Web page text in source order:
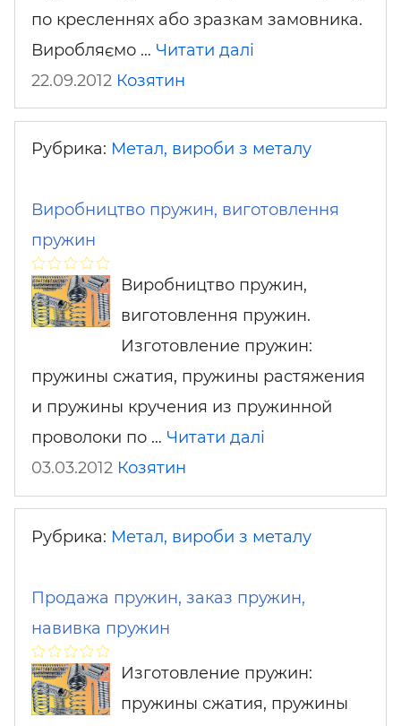
по кресленнях або зразкам замовника.
Виробляємо … Читати далі
22.09.2012 Козятин
Рубрика: Метал, вироби з металу
Виробництво пружин, виготовлення
пружин
Виробництво пружин,
виготовлення пружин.
Изготовление пружин:
пружины сжатия, пружины растяжения
и пружины кручения из пружинной
проволоки по … Читати далі
03.03.2012 Козятин
Рубрика: Метал, вироби з металу
Продажа пружин, заказ пружин,
навивка пружин
Изготовление пружин:
пружины сжатия, пружины